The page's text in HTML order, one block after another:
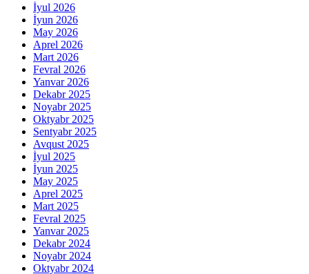
İyul 2026
İyun 2026
May 2026
Aprel 2026
Mart 2026
Fevral 2026
Yanvar 2026
Dekabr 2025
Noyabr 2025
Oktyabr 2025
Sentyabr 2025
Avqust 2025
İyul 2025
İyun 2025
May 2025
Aprel 2025
Mart 2025
Fevral 2025
Yanvar 2025
Dekabr 2024
Noyabr 2024
Oktyabr 2024